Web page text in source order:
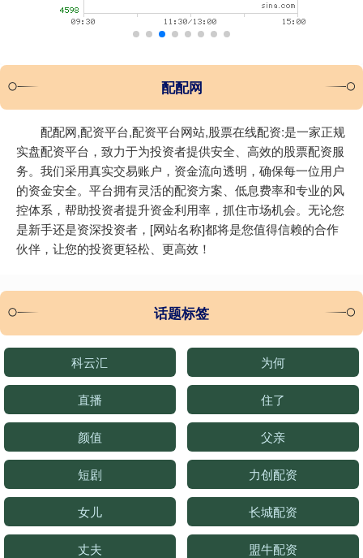
配配网
配配网,配资平台,配资平台网站,股票在线配资:是一家正规
实盘配资平台，致力于为投资者提供安全、高效的股票配资服
务。我们采用真实交易账户，资金流向透明，确保每一位用户
的资金安全。平台拥有灵活的配资方案、低息费率和专业的风
控体系，帮助投资者提升资金利用率，抓住市场机会。无论您
是新手还是资深投资者，[网站名称]都将是您值得信赖的合作
伙伴，让您的投资更轻松、更高效！
话题标签
科云汇 为何
直播 住了
颜值 父亲
短剧 力创配资
女儿 长城配资
丈夫 盟牛配资